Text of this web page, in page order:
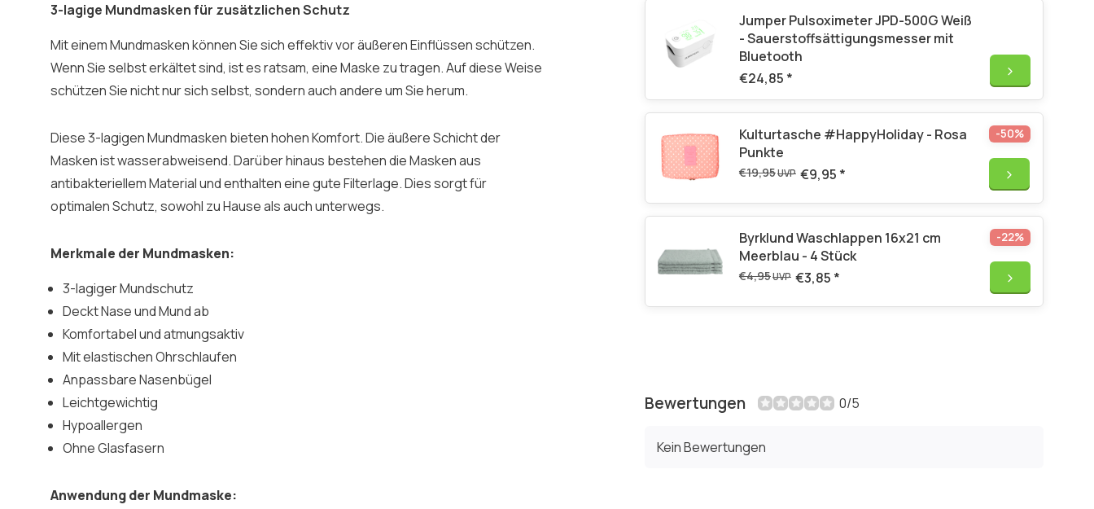
3-lagige Mundmasken für zusätzlichen Schutz
Mit einem Mundmasken können Sie sich effektiv vor äußeren Einflüssen schützen.
Wenn Sie selbst erkältet sind, ist es ratsam, eine Maske zu tragen. Auf diese Weise
schützen Sie nicht nur sich selbst, sondern auch andere um Sie herum.
Diese 3-lagigen Mundmasken bieten hohen Komfort. Die äußere Schicht der
Masken ist wasserabweisend. Darüber hinaus bestehen die Masken aus
antibakteriellem Material und enthalten eine gute Filterlage. Dies sorgt für
optimalen Schutz, sowohl zu Hause als auch unterwegs.
Merkmale der Mundmasken:
3-lagiger Mundschutz
Deckt Nase und Mund ab
Komfortabel und atmungsaktiv
Mit elastischen Ohrschlaufen
Anpassbare Nasenbügel
Leichtgewichtig
Hypoallergen
Ohne Glasfasern
Anwendung der Mundmaske:
Jumper Pulsoximeter JPD-500G Weiß
- Sauerstoffsättigungsmesser mit
Bluetooth
€24,85 *
Kulturtasche #HappyHoliday - Rosa
Punkte
€19,95UVP €9,95 *
-50%
Byrklund Waschlappen 16x21 cm
Meerblau - 4 Stück
€4,95UVP €3,85 *
-22%
Bewertungen 0/5
Kein Bewertungen